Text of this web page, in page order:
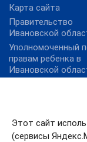
Этот сайт
(сервисы
Карта сайта
Правительство
Ивановской
Уполномоченный
правам ребенка в
Ивановской